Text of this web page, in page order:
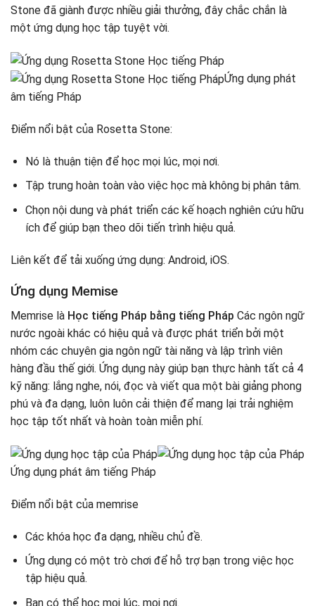
Stone đã giành được nhiều giải thưởng, đây chắc chắn là
một ứng dụng học tập tuyệt vời.
Ứng dụng phát
âm tiếng Pháp
Điểm nổi bật của Rosetta Stone:
Nó là thuận tiện để học mọi lúc, mọi nơi.
Tập trung hoàn toàn vào việc học mà không bị phân tâm.
Chọn nội dung và phát triển các kế hoạch nghiên cứu hữu
ích để giúp bạn theo dõi tiến trình hiệu quả.
Liên kết để tải xuống ứng dụng: Android, iOS.
Ứng dụng Memise
Memrise là Học tiếng Pháp bằng tiếng Pháp Các ngôn ngữ
nước ngoài khác có hiệu quả và được phát triển bởi một
nhóm các chuyên gia ngôn ngữ tài năng và lập trình viên
hàng đầu thế giới. Ứng dụng này giúp bạn thực hành tất cả 4
kỹ năng: lắng nghe, nói, đọc và viết qua một bài giảng phong
phú và đa dạng, luôn luôn cải thiện để mang lại trải nghiệm
học tập tốt nhất và hoàn toàn miễn phí.
Ứng dụng phát âm tiếng Pháp
Điểm nổi bật của memrise
Các khóa học đa dạng, nhiều chủ đề.
Ứng dụng có một trò chơi để hỗ trợ bạn trong việc học
tập hiệu quả.
Bạn có thể học mọi lúc, mọi nơi.